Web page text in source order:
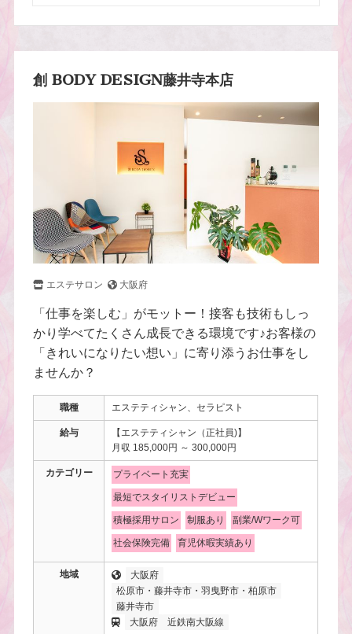
創 BODY DESIGN藤井寺本店
エステサロン 大阪府
「仕事を楽しむ」がモットー！接客も技術もしっ
かり学べてたくさん成長できる環境です♪お客様の
「きれいになりたい想い」に寄り添うお仕事をし
ませんか？
職種 エステティシャン、セラピスト
給与
【エステティシャン（正社員)】
月収 185,000円 ～ 300,000円
カテゴリー プライベート充実
最短でスタイリストデビュー
積極採用サロン 制服あり 副業/Wワーク可
社会保険完備 育児休暇実績あり
地域
大阪府
松原市・藤井寺市・羽曳野市・柏原市
藤井寺市
大阪府
近鉄南大阪線